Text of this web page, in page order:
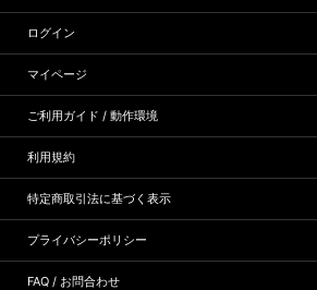
ログイン
マイページ
ご利用ガイド / 動作環境
利用規約
特定商取引法に基づく表示
プライバシーポリシー
FAQ / お問合わせ